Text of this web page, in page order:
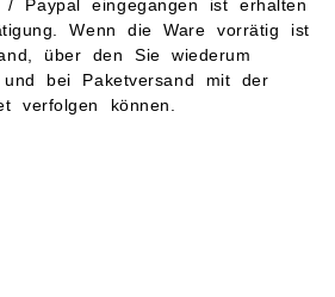
/ Paypal eingegangen ist erhalten
Wenn die Ware vorrätig ist
über den Sie wiederum
und bei Paketversand mit der
verfolgen können.